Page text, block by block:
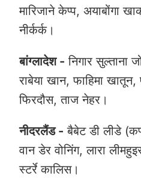
मारिजाने केप्प, अयाबोंगा
नीर्कर्क।
बांग्लादेश - निगार सुल्ताना
राबेया खान, फाहिमा
फिरदौस, ताज नेहर।
नीदरलैंड - बैबेट डी लीडे
वान डेर वोनिंग, लारा
स्टर्रे कालिस।